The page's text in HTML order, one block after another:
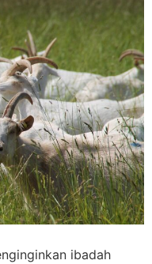
ibadah